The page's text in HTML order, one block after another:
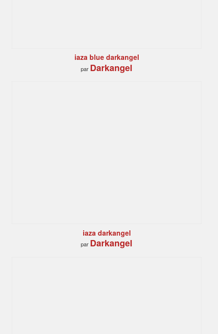
iaza blue darkangel
par Darkangel
iaza darkangel
par Darkangel